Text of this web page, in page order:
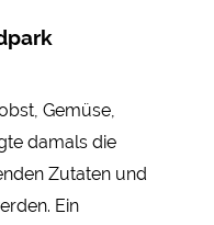
Gemüse,
damals die
Zutaten und
Ein